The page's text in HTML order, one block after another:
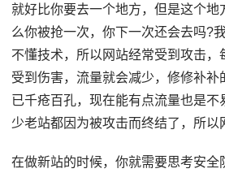
就好比你要去一个地方，但是这个地
么你被抢一次，你下一次还会去吗?
不懂技术，所以网站经常受到攻击，
受到伤害，流量就会减少，修修补补
已千疮百孔，现在能有点流量也是不
少老站都因为被攻击而终结了，所以
在做新站的时候，你就需要思考安全